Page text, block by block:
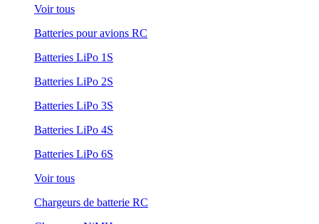
Voir tous
Batteries pour avions RC
Batteries LiPo 1S
Batteries LiPo 2S
Batteries LiPo 3S
Batteries LiPo 4S
Batteries LiPo 6S
Voir tous
Chargeurs de batterie RC